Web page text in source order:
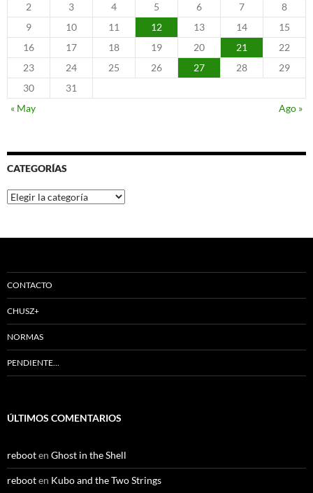
2
3 4 5 6 7
8
9
10 11 12 13 14
15
16
17 18 19 20 21
22
23
24 25 26 27 28
29
30
31
« May
Ago »
CATEGORÍAS
Categorías
CONTACTO
CHUSZ+
NORMAS
PENDIENTE…
ÚLTIMOS COMENTARIOS
rebooten Ghost in the Shell
rebooten Kubo and the Two Strings